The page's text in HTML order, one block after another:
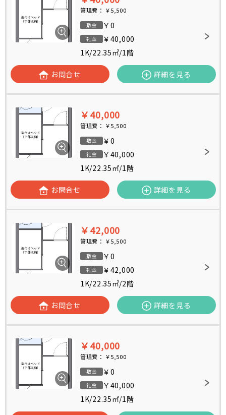
管理費： ￥5,500
敷金 ￥0
礼金
￥40,000
1K/22.35㎡/1階
お問合せ 詳細を見る
￥40,000
管理費： ￥5,500
敷金 ￥0
礼金
￥40,000
1K/22.35㎡/1階
お問合せ 詳細を見る
￥42,000
管理費： ￥5,500
敷金 ￥0
礼金
￥42,000
1K/22.35㎡/2階
お問合せ 詳細を見る
￥40,000
管理費： ￥5,500
敷金 ￥0
礼金
￥40,000
1K/22.35㎡/1階